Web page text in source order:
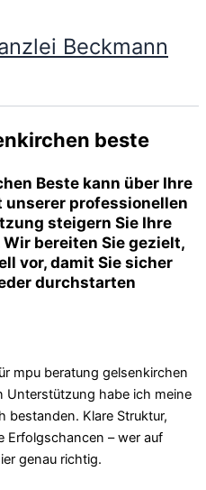
Beckmann
beste
Beste kann über Ihre
professionellen
steigern Sie Ihre
bereiten Sie gezielt,
vor, damit Sie sicher
durchstarten
mpu beratung gelsenkirchen
Unterstützung habe ich meine
bestanden. Klare Struktur,
Erfolgschancen – wer auf
genau richtig.